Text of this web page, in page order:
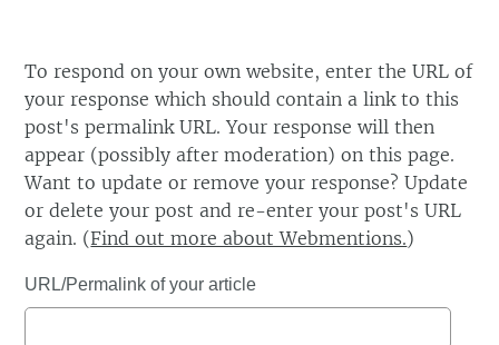
To respond on your own website, enter the URL of
your response which should contain a link to this
post's permalink URL. Your response will then
appear (possibly after moderation) on this page.
Want to update or remove your response? Update
or delete your post and re-enter your post's URL
again. (Find out more about Webmentions.)
URL/Permalink of your article